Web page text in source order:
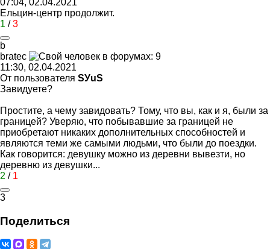
Ельцин-центр продолжит.
1 /3
b
bratec
11:30, 02.04.2021
От пользователя SУuS
Завидуете?
Простите, а чему завидовать? Тому, что вы, как и я, были за
границей? Уверяю, что побывавшие за границей не
приобретают никаких дополнительных способностей и
являются теми же самыми людьми, что были до поездки.
Как говорится: девушку можно из деревни вывезти, но
деревню из девушки...
2 / 1
3
Поделиться